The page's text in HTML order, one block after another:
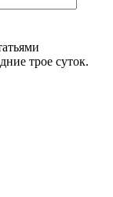
трое суток.